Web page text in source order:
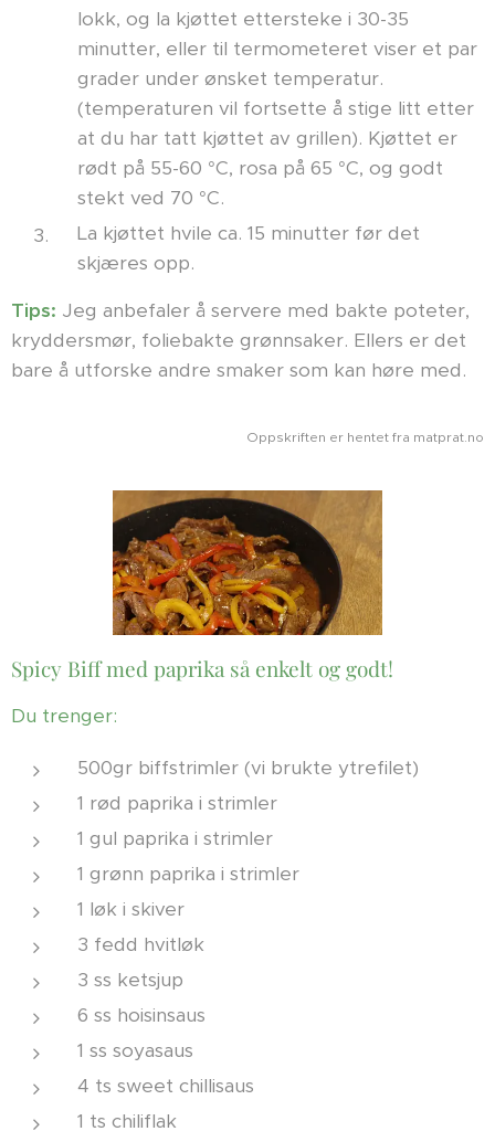
lokk, og la kjøttet ettersteke i 30-35
minutter, eller til termometeret viser et par
grader under ønsket temperatur.
(temperaturen vil fortsette å stige litt etter
at du har tatt kjøttet av grillen). Kjøttet er
rødt på 55-60 °C, rosa på 65 °C, og godt
stekt ved 70 °C.
La kjøttet hvile ca. 15 minutter før det
skjæres opp.
Tips: Jeg anbefaler å servere med bakte poteter,
kryddersmør, foliebakte grønnsaker. Ellers er det
bare å utforske andre smaker som kan høre med.
Oppskriften er hentet fra matprat.no
Spicy Biff med paprika så enkelt og godt!
Du trenger:
500gr biffstrimler (vi brukte ytrefilet)
1 rød paprika i strimler
1 gul paprika i strimler
1 grønn paprika i strimler
1 løk i skiver
3 fedd hvitløk
3 ss ketsjup
6 ss hoisinsaus
1 ss soyasaus
4 ts sweet chillisaus
1 ts chiliflak